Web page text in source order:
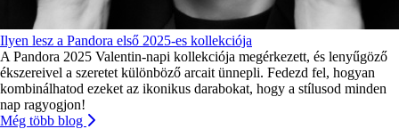
Ilyen lesz a Pandora első 2025-es kollekciója
A Pandora 2025 Valentin-napi kollekciója megérkezett, és lenyűgöző
ékszereivel a szeretet különböző arcait ünnepli. Fedezd fel, hogyan
kombinálhatod ezeket az ikonikus darabokat, hogy a stílusod minden
nap ragyogjon!
Még több blog